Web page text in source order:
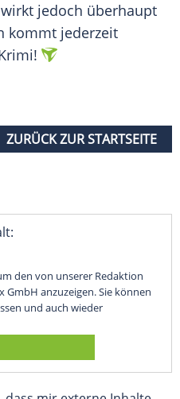
jedoch überhaupt
kommt jederzeit
ZURÜCK ZUR STARTSEITE
den von unserer Redaktion
anzuzeigen. Sie können
und auch wieder